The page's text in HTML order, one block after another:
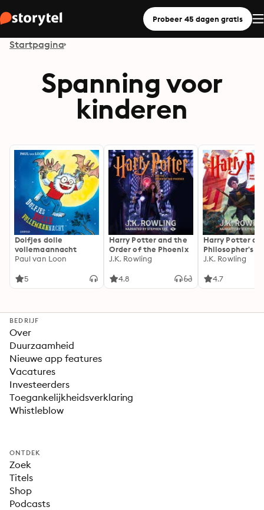
Probeer 45 dagen gratis
Startpagina
Spanning voor
kinderen
Dolfjes dolle
vollemaannacht
Paul van Loon
5
Harry Potter and the
Order of the Phoenix
J.K. Rowling
4.8
Harry Potter
Philosopher's
J.K. Rowling
4.7
BEDRIJF
Over
Duurzaamheid
Nieuwe app features
Vacatures
Investeerders
Toegankelijkheidsverklaring
Whistleblow
ONTDEK
Zoek
Titels
Shop
Podcasts